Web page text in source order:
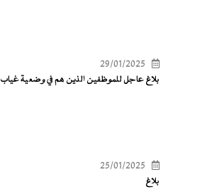
29/01/2025
بلاغ عاجل للموظفين الذين هم في وضعية غياب
25/01/2025
بلاغ